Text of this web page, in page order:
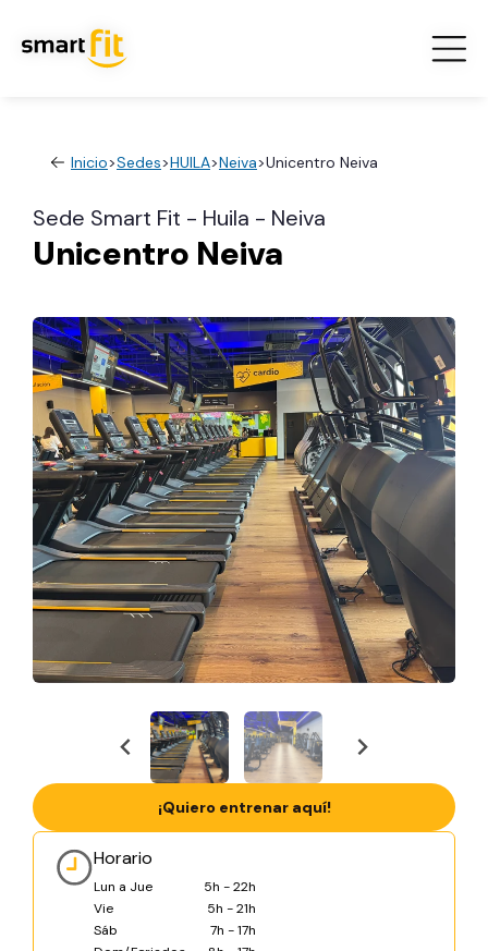
Inicio>Sedes>HUILA>Neiva>Unicentro Neiva
Sede Smart Fit - Huila - Neiva
Unicentro Neiva
Horario
Lun a Jue
5h - 22h
Vie
5h - 21h
Sáb
7h - 17h
¡Quiero entrenar aquí!